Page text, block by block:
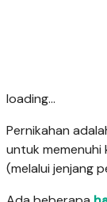
loading...
Pernikahan
untuk memenuhi
(melalui jenjang